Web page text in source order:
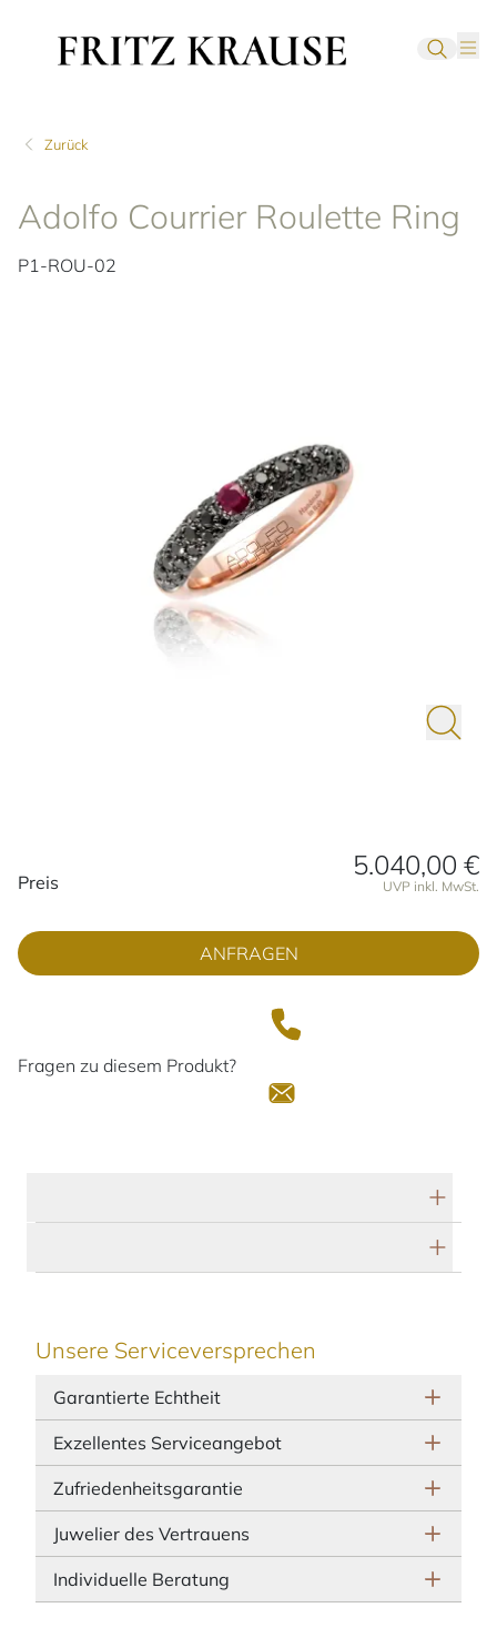
Zurück
Adolfo Courrier Roulette Ring
P1-ROU-02
Preisinformationen
Preis
5.040,00 €
UVP inkl. MwSt.
ANFRAGEN
Fragen zu diesem Produkt?
Unsere Serviceversprechen
Garantierte Echtheit
Exzellentes Serviceangebot
Zufriedenheitsgarantie
Juwelier des Vertrauens
Individuelle Beratung